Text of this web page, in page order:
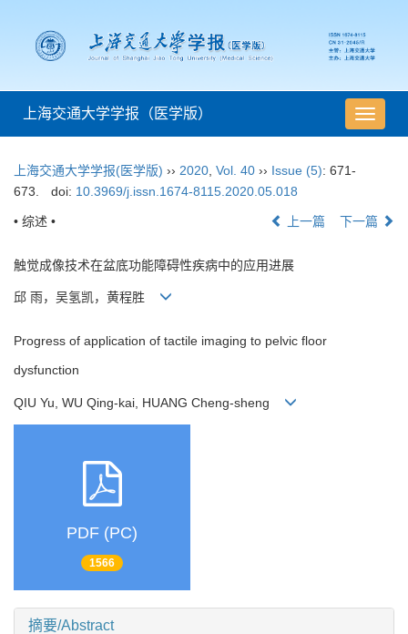
导
航
上海交通大学学报（医学版）
上海交通大学学报(医学版) ›› 2020 Vol. 40 ›› Issue (5): 671-
673.
doi: 10.3969/j.issn.1674-8115.2020.05.018
• 综述 • 上一篇 下一篇
触觉成像技术在盆底功能障碍性疾病中的应用进展
邱 雨，吴氢凯，黄程胜
Progress of application of tactile imaging to pelvic floor
dysfunction
QIU Yu, WU Qing-kai, HUANG Cheng-sheng
PDF (PC)
1566
摘要/Abstract